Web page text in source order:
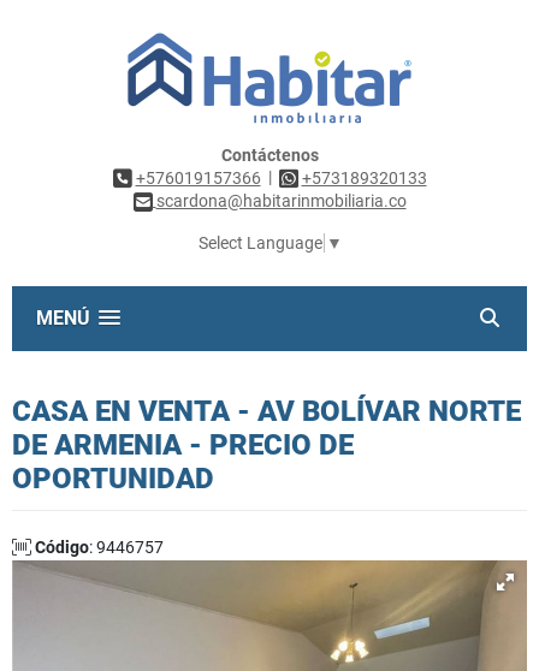
Contáctenos
+576019157366 |
+573189320133
scardona@habitarinmobiliaria.co
Select Language ▼
MENÚ
CASA EN VENTA - AV BOLÍVAR NORTE
DE ARMENIA - PRECIO DE
OPORTUNIDAD
Código: 9446757